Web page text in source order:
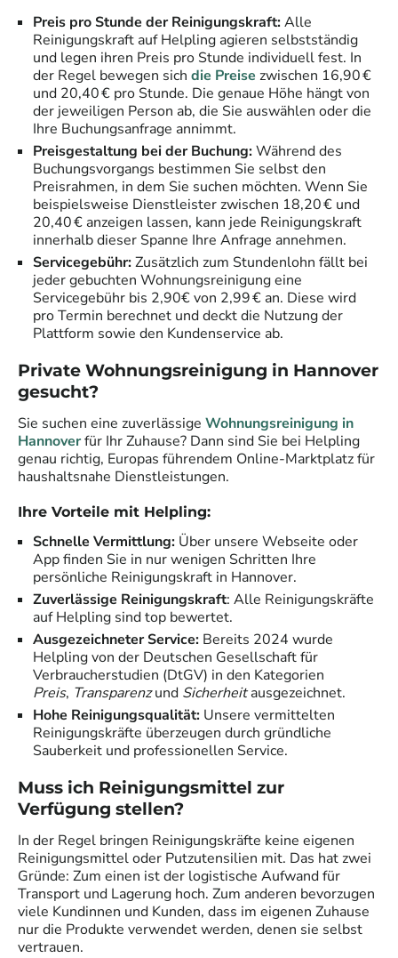
Preis pro Stunde der Reinigungskraft:Alle
Reinigungskraft auf Helpling agieren selbstständig
und legen ihren Preis pro Stunde individuell fest. In
der Regel bewegen sich die Preise zwischen 16,90 €
und 20,40 € pro Stunde. Die genaue Höhe hängt von
der jeweiligen Person ab, die Sie auswählen oder die
Ihre Buchungsanfrage annimmt.
Preisgestaltung bei der Buchung:Während des
Buchungsvorgangs bestimmen Sie selbst den
Preisrahmen, in dem Sie suchen möchten. Wenn Sie
beispielsweise Dienstleister zwischen 18,20 € und
20,40 € anzeigen lassen, kann jede Reinigungskraft
innerhalb dieser Spanne Ihre Anfrage annehmen.
Servicegebühr:Zusätzlich zum Stundenlohn fällt bei
jeder gebuchten Wohnungsreinigung eine
Servicegebühr bis 2,90€ von 2,99 € an. Diese wird
pro Termin berechnet und deckt die Nutzung der
Plattform sowie den Kundenservice ab.
Private Wohnungsreinigung in Hannover
gesucht?
Sie suchen eine zuverlässige Wohnungsreinigung in
Hannoverfür Ihr Zuhause? Dann sind Sie bei Helpling
genau richtig, Europas führendem Online-Marktplatz für
haushaltsnahe Dienstleistungen.
Ihre Vorteile mit Helpling:
Schnelle Vermittlung: Über unsere Webseite oder
App finden Sie in nur wenigen Schritten Ihre
persönliche Reinigungskraft in Hannover.
Zuverlässige Reinigungskraft: Alle Reinigungskräfte
auf Helpling sind top bewertet.
Ausgezeichneter Service: Bereits 2024 wurde
Helpling von der Deutschen Gesellschaft für
Verbraucherstudien (DtGV) in den Kategorien
Preis, Transparenzund Sicherheitausgezeichnet.
Hohe Reinigungsqualität: Unsere vermittelten
Reinigungskräfte überzeugen durch gründliche
Sauberkeit und professionellen Service.
Muss ich Reinigungsmittel zur
Verfügung stellen?
In der Regel bringen Reinigungskräfte keine eigenen
Reinigungsmittel oder Putzutensilien mit. Das hat zwei
Gründe: Zum einen ist der logistische Aufwand für
Transport und Lagerung hoch. Zum anderen bevorzugen
viele Kundinnen und Kunden, dass im eigenen Zuhause
nur die Produkte verwendet werden, denen sie selbst
vertrauen.